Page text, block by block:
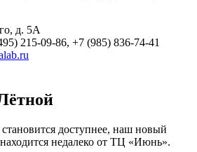
д. 5А
215-09-86, +7 (985) 836-74-41
доступнее, наш новый
недалеко от ТЦ «Июнь».